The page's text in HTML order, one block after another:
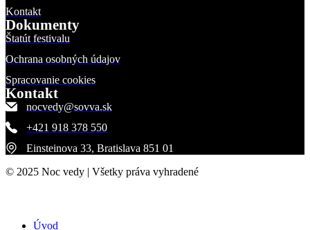
Kontakt
Dokumenty
Štatút festivalu
Ochrana osobných údajov
Spracovanie cookies
Kontakt
nocvedy@sovva.sk
+421 918 378 550
Einsteinova 33, Bratislava 851 01
© 2025 Noc vedy | Všetky práva vyhradené
Úvod